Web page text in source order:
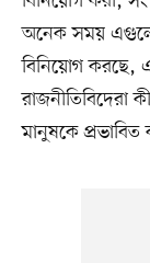
অনেক সময় এগুলো
বিনিয়োগ করছে,
রাজনীতিবিদেরা
মানুষকে